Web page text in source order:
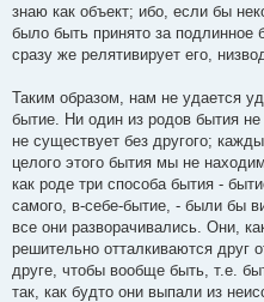
знаю как объект; ибо, если бы
было быть принято за
сразу же релятивирует его,
Таким образом, нам не удается
бытие. Ни один из родов бытия
не существует без другого;
целого этого бытия мы не
как роде три способа бытия -
самого, в-себе-бытие, - были бы
все они разворачивались. Они,
решительно отталкиваются друг
друге, чтобы вообще быть, т.е.
так, как будто они выпали из